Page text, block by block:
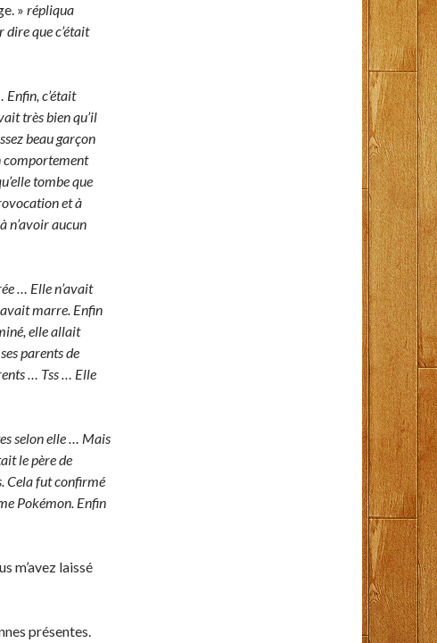
» répliqua
dire que c’était
c’était
très bien qu’il
beau garçon
comportement
tombe que
et à
n’avoir aucun
… Elle n’avait
marre. Enfin
elle allait
parents de
… Tss … Elle
selon elle … Mais
le père de
Cela fut confirmé
Pokémon. Enfin
m’avez laissé
présentes.